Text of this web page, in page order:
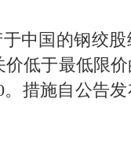
中国的钢绞股
低于最低限
措施自公告